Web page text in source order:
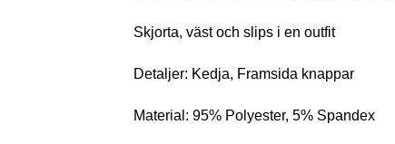
Skjorta, väst och slips i en outfit
Detaljer: Kedja, Framsida knappar
Material: 95% Polyester, 5% Spandex